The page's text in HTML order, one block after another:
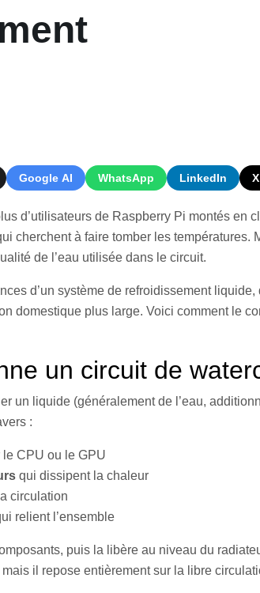
Google AI WhatsApp LinkedIn
d’utilisateurs de Raspberry Pi montés en
cherchent à faire tomber les températures.
de l’eau utilisée dans le circuit.
d’un système de refroidissement liquide,
domestique plus large. Voici comment le
un circuit de
un liquide (généralement de l’eau,
:
le CPU ou le GPU
qui dissipent la chaleur
circulation
relient l’ensemble
puis la libère au niveau du
il repose entièrement sur la libre